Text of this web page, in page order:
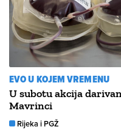
EVO U KOJEM VREMENU
U subotu akcija
Mavrinci
Rijeka i PGŽ